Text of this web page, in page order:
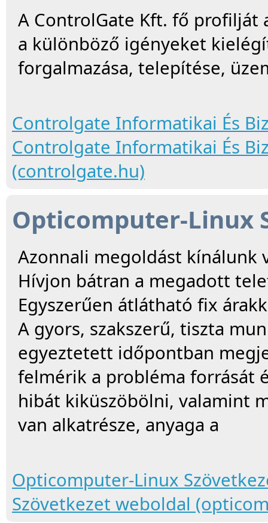
A ControlGate Kft. fő
a különböző igényeket
forgalmazása, telepítése,
Controlgate Informatikai És
Controlgate Informatikai És
(controlgate.hu)
Opticomputer-Linux
Azonnali megoldást kínálunk
Hívjon bátran a megadott
Egyszerűen átlátható fix
A gyors, szakszerű, tiszta
egyeztetett időpontban
felmérik a probléma forrását
hibát kiküszöbölni, valamint
van alkatrésze, anyaga a
Opticomputer-Linux
Szövetkezet weboldal